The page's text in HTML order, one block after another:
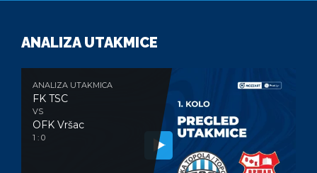
ANALIZA UTAKMICE
ANALIZA UTAKMICA
FK TSC
VS
OFK Vršac
1 : 0